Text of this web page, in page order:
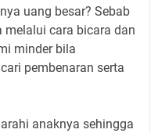
uang besar? Sebab
cara bicara dan
minder bila
pembenaran serta
anaknya sehingga